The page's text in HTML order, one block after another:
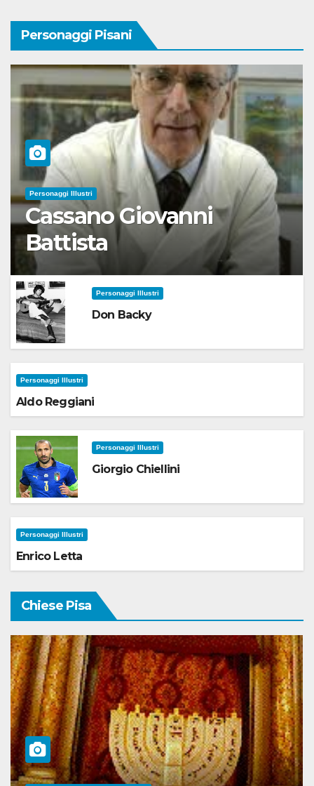
Personaggi Pisani
Personaggi Illustri
Cassano Giovanni
Battista
Personaggi Illustri
Don Backy
Personaggi Illustri
Aldo Reggiani
Personaggi Illustri
Giorgio Chiellini
Personaggi Illustri
Enrico Letta
Chiese Pisa